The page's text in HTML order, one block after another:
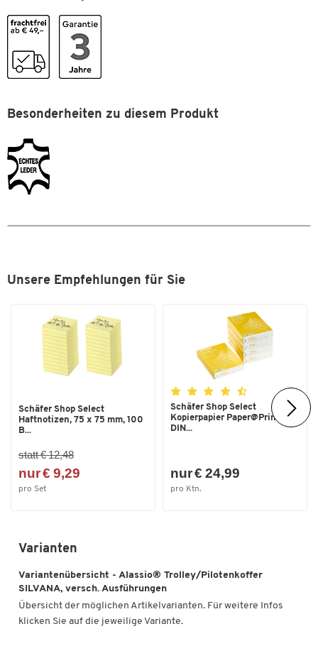
Fahrbar
Höhe [mm]
Innenhöhe [mm] 345
Material
Material Griff
Schultergurt
Breite [mm]
Besonderheiten zu diesem Produkt
Unsere Empfehlungen für Sie
Schäfer Shop Select
Haftnotizen, 75 x 75 mm, 100
B...
statt € 12,48
nur € 9,29
pro Set
Schäfer Shop Select
Kopierpapier Paper@Print,
DIN...
nur € 24,99
pro Ktn.
Varianten
Variantenübersicht - Alassio® Trolley/Pilotenkoffer
SILVANA, versch. Ausführungen
Übersicht der möglichen Artikelvarianten. Für weitere Infos
klicken Sie auf die jeweilige Variante.